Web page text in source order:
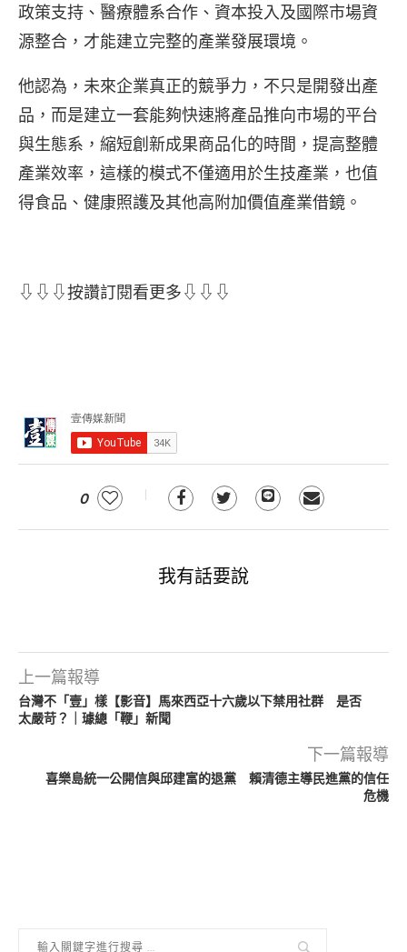
政策支持、醫療體系合作、資本投入及國際市場資
源整合，才能建立完整的產業發展環境。
他認為，未來企業真正的競爭力，不只是開發出產
品，而是建立一套能夠快速將產品推向市場的平台
與生態系，縮短創新成果商品化的時間，提高整體
產業效率，這樣的模式不僅適用於生技產業，也值
得食品、健康照護及其他高附加價值產業借鏡。
⇩⇩⇩按讚訂閱看更多⇩⇩⇩
0
我有話要說
上一篇報導
台灣不「壹」樣【影音】馬來西亞十六歲以下禁用社群 是否
太嚴苛？｜璩總「鞭」新聞
下一篇報導
喜樂島統一公開信與邱建富的退黨 賴清德主導民進黨的信任
危機